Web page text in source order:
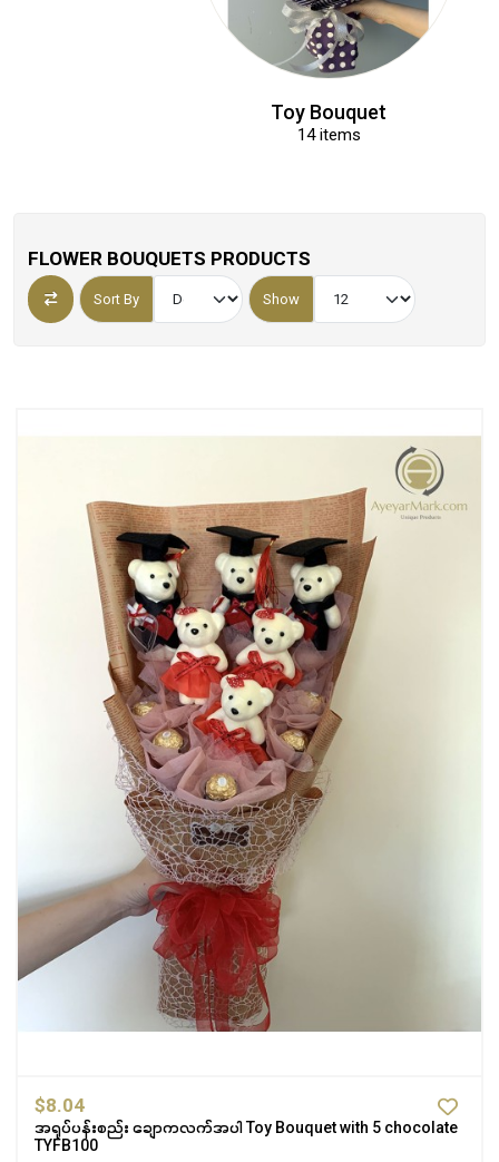
Fresh Flower Bouquet
67 items
FLOWER BOUQUETS PRODUCTS
Sort By Show
$8.04
အရုပ်ပန်းစည်း ချောကလက်အပါ Toy Bouquet with 5 chocolate
TYFB100